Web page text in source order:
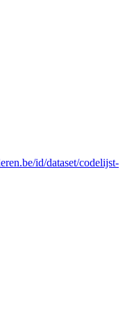
id/dataset/codelijst-